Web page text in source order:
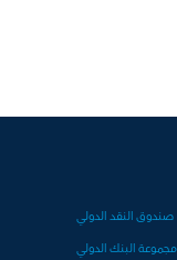
النقد الدولي
البنك الدولي